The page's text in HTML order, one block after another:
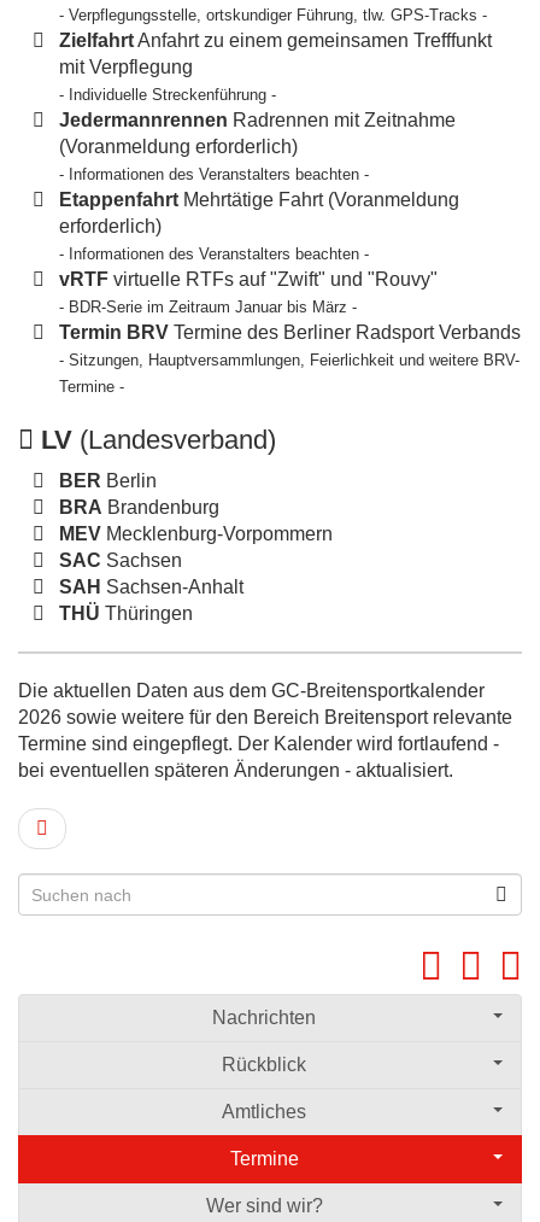
- Verpflegungsstelle, ortskundiger Führung, tlw. GPS-Tracks -
ZielfahrtAnfahrt zu einem gemeinsamen Trefffunkt
mit Verpflegung
- Individuelle Streckenführung -
Jedermannrennen Radrennen mit Zeitnahme
(Voranmeldung erforderlich)
- Informationen des Veranstalters beachten -
Etappenfahrt Mehrtätige Fahrt (Voranmeldung
erforderlich)
- Informationen des Veranstalters beachten -
vRTF virtuelle RTFs auf "Zwift" und "Rouvy"
- BDR-Serie im Zeitraum Januar bis März -
Termin BRV Termine des Berliner Radsport Verbands
- Sitzungen, Hauptversammlungen, Feierlichkeit und weitere BRV-
Termine -
LV (Landesverband)
BER Berlin
BRA Brandenburg
MEV Mecklenburg-Vorpommern
SAC Sachsen
SAH Sachsen-Anhalt
THÜ Thüringen
Die aktuellen Daten aus dem GC-Breitensportkalender
2026 sowie weitere für den Bereich Breitensport relevante
Termine sind eingepflegt. Der Kalender wird fortlaufend -
bei eventuellen späteren Änderungen - aktualisiert.
Nachrichten
Rückblick
Amtliches
Termine
Wer sind wir?